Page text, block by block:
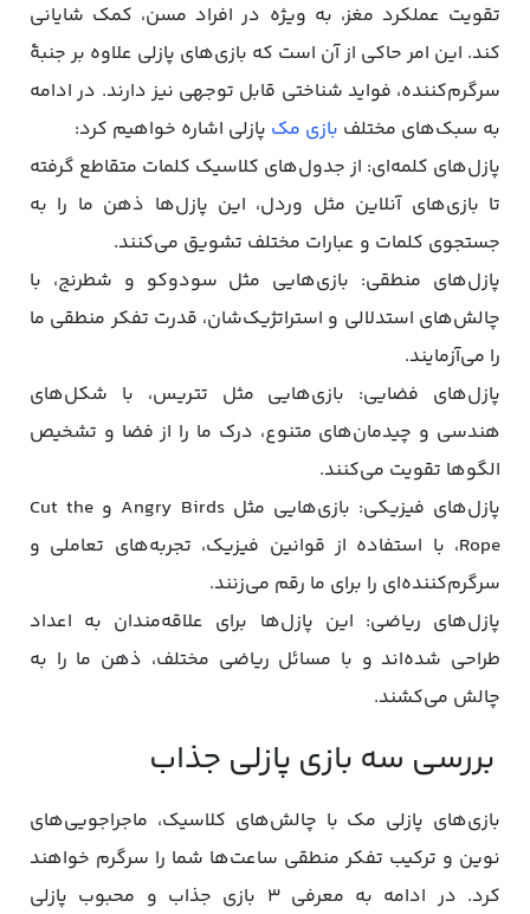
تقویت عملکرد مغز، به ویژه در افراد مسن، کمک شایانی
کند. این امر حاکی از آن است که بازی‌های پازلی علاوه بر جنبۀ
سرگرم‌کننده، فواید شناختی قابل توجهی نیز دارند. در ادامه
به سبک‌های مختلف بازی مک پازلی اشاره خواهیم کرد:
پازل‌های کلمه‌ای: از جدول‌های کلاسیک کلمات متقاطع گرفته
تا بازی‌های آنلاین مثل وردل، این پازل‌ها ذهن ما را به
جستجوی کلمات و عبارات مختلف تشویق می‌کنند.
پازل‌های منطقی: بازی‌هایی مثل سودوکو و شطرنج، با
چالش‌های استدلالی و استراتژیک‌شان، قدرت تفکر منطقی ما
را می‌آزمایند.
پازل‌های فضایی: بازی‌هایی مثل تتریس، با شکل‌های
هندسی و چیدمان‌های متنوع، درک ما را از فضا و تشخیص
الگوها تقویت می‌کنند.
پازل‌های فیزیکی: بازی‌هایی مثل Angry Birds و Cut the
Rope، با استفاده از قوانین فیزیک، تجربه‌های تعاملی و
سرگرم‌کننده‌ای را برای ما رقم می‌زنند.
پازل‌های ریاضی: این پازل‌ها برای علاقه‌مندان به اعداد
طراحی شده‌اند و با مسائل ریاضی مختلف، ذهن ما را به
چالش می‌کشند.
بررسی سه بازی پازلی جذاب
بازی‌های پازلی مک با چالش‌های کلاسیک، ماجراجویی‌های
نوین و ترکیب تفکر منطقی ساعت‌ها شما را سرگرم خواهند
کرد. در ادامه به معرفی 3 بازی جذاب و محبوب پازلی